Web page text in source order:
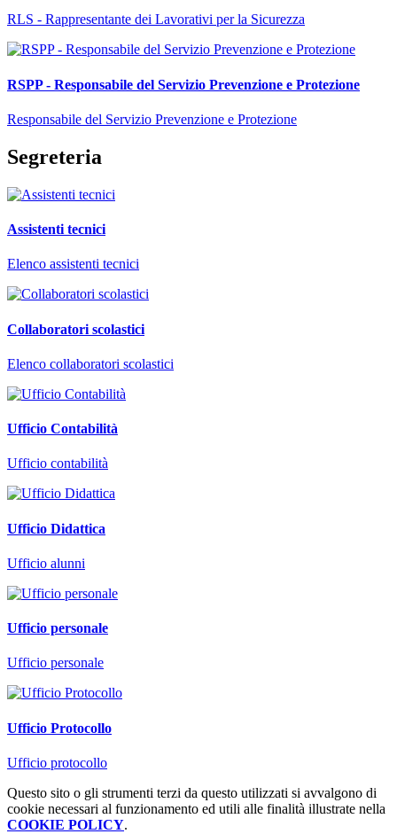
RLS - Rappresentante dei Lavorativi per la Sicurezza
RSPP - Responsabile del Servizio Prevenzione e Protezione
Responsabile del Servizio Prevenzione e Protezione
Segreteria
Assistenti tecnici
Elenco assistenti tecnici
Collaboratori scolastici
Elenco collaboratori scolastici
Ufficio Contabilità
Ufficio contabilità
Ufficio Didattica
Ufficio alunni
Ufficio personale
Ufficio personale
Ufficio Protocollo
Ufficio protocollo
Questo sito o gli strumenti terzi da questo utilizzati si avvalgono di
cookie necessari al funzionamento ed utili alle finalità illustrate nella
COOKIE POLICY.